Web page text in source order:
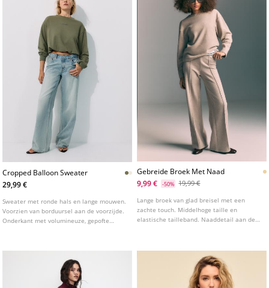
Cropped Balloon Sweater
29,99 €
Sweater met ronde hals en lange mouwen.
Voorzien van borduursel aan de voorzijde.
Onderkant met volumineuze, gepofte
Gebreide Broek Met Naad
9,99 €
-50% 19,99 €
Lange broek van glad breisel met een
zachte touch. Middelhoge taille en
elastische tailleband. Naaddetail aan de